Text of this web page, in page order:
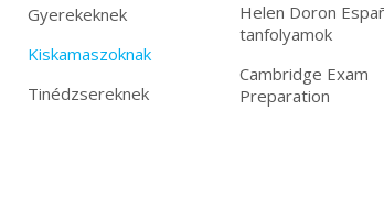
Gyerekeknek
Kiskamaszoknak
Tinédzsereknek
Helen Doron
tanfolyamok
Cambridge Exam
Preparation